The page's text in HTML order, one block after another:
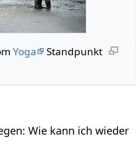
Yoga
Standpunkt
Wie kann ich wieder